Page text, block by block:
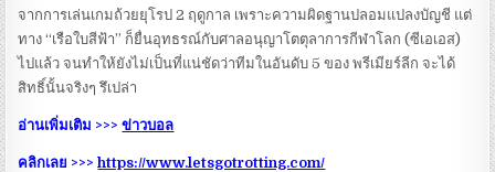
จากการเล่นเกมถ้วยยุโรป 2 ฤดูกาล เพราะความผิดฐานปลอมแปลงบัญชี แต่
ทาง “เรือใบสีฟ้า” ก็ยื่นอุทธรณ์กับศาลอนุญาโตตุลาการกีฬาโลก (ซีเอเอส)
ไปแล้ว จนทำให้ยังไม่เป็นที่แน่ชัดว่าทีมในอันดับ 5 ของ พรีเมียร์ลีก จะได้
สิทธิ์นั้นจริงๆ รึเปล่า
อ่านเพิ่มเติม >>>ข่าวบอล
คลิกเลย >>>https://www.letsgotrotting.com/